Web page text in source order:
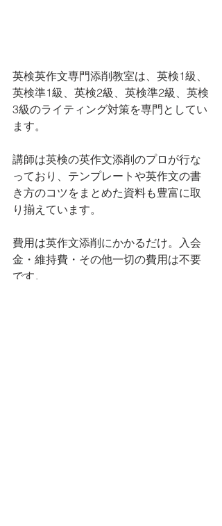
英検英作文専門添削教室は、英検1級、
英検準1級、英検2級、英検準2級、英検
3級のライティング対策を専門としてい
ます。
講師は英検の英作文添削のプロが行な
っており、テンプレートや英作文の書
き方のコツをまとめた資料も豊富に取
り揃えています。
費用は英作文添削にかかるだけ。入会
金・維持費・その他一切の費用は不要
です。